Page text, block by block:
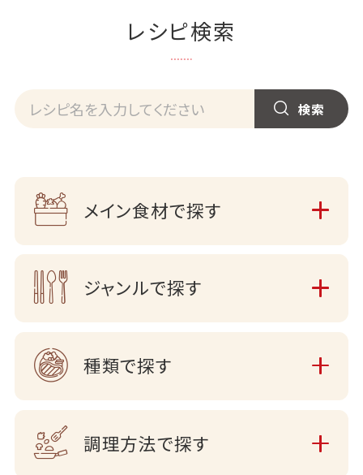
レシピ検索
メイン食材で探す
ジャンルで探す
種類で探す
調理方法で探す